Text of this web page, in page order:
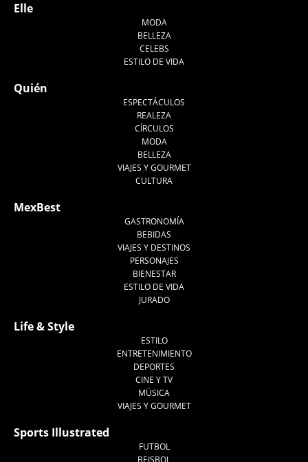
Elle
MODA
BELLEZA
CELEBS
ESTILO DE VIDA
Quién
ESPECTÁCULOS
REALEZA
CÍRCULOS
MODA
BELLEZA
VIAJES Y GOURMET
CULTURA
MexBest
GASTRONOMÍA
BEBIDAS
VIAJES Y DESTINOS
PERSONAJES
BIENESTAR
ESTILO DE VIDA
JURADO
Life & Style
ESTILO
ENTRETENIMIENTO
DEPORTES
CINE Y TV
MÚSICA
VIAJES Y GOURMET
Sports Illustrated
FUTBOL
BEISBOL